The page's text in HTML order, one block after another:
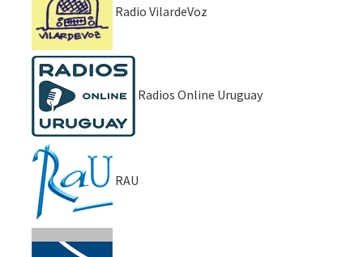
Radio VilardeVoz
Radios Online Uruguay
RAU